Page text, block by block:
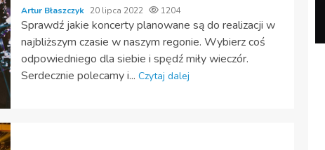
Artur Błaszczyk 20 lipca 2022 1204
Sprawdź jakie koncerty planowane są do realizacji w
najbliższym czasie w naszym regonie. Wybierz coś
odpowiedniego dla siebie i spędź miły wieczór.
Serdecznie polecamy i... Czytaj dalej